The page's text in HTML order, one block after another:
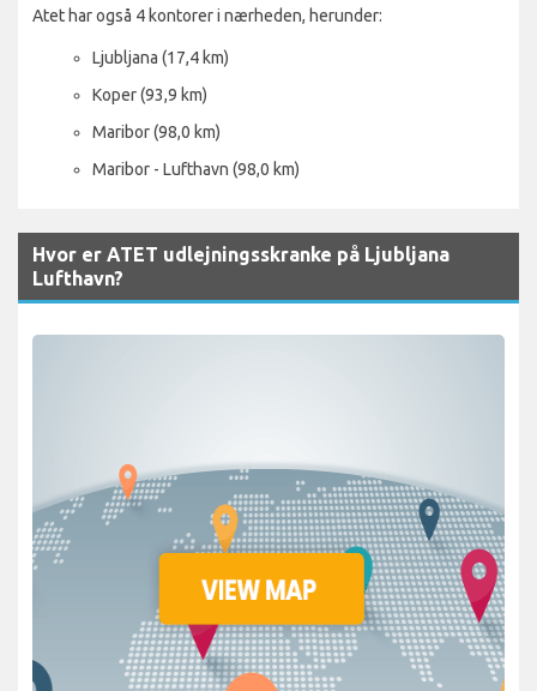
Atet har også 4 kontorer i nærheden, herunder:
Ljubljana (17,4 km)
Koper (93,9 km)
Maribor (98,0 km)
Maribor - Lufthavn (98,0 km)
Hvor er ATET udlejningsskranke på Ljubljana
Lufthavn?